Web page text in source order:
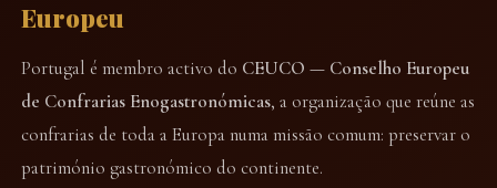
Europeu
Portugal é membro activo do CEUCO — Conselho Europeu
de Confrarias Enogastronómicas, a organização que reúne as
confrarias de toda a Europa numa missão comum: preservar o
património gastronómico do continente.